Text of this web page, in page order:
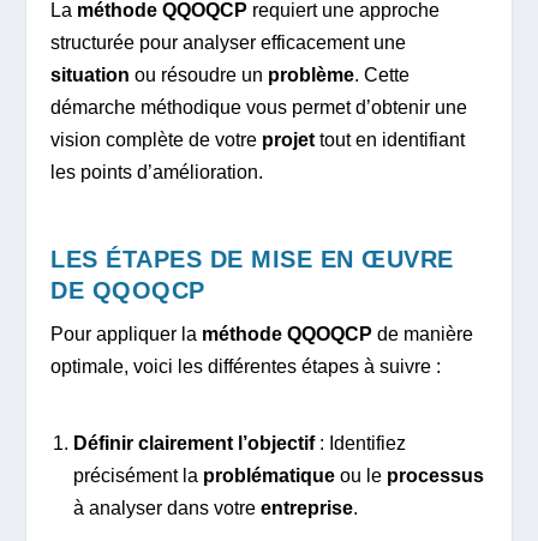
La méthode QQOQCP requiert une approche
structurée pour analyser efficacement une
situation ou résoudre un problème. Cette
démarche méthodique vous permet d’obtenir une
vision complète de votre projet tout en identifiant
les points d’amélioration.
LES ÉTAPES DE MISE EN ŒUVRE
DE QQOQCP
Pour appliquer la méthode QQOQCP de manière
optimale, voici les différentes étapes à suivre :
Définir clairement l’objectif: Identifiez
précisément la problématiqueou le processus
à analyser dans votre entreprise.